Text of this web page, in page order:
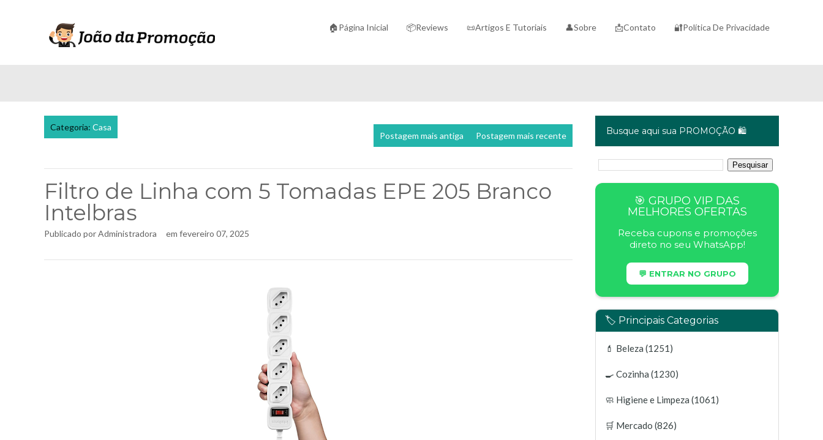
🏠Página Inicial 📦Reviews 📜Artigos E Tutoriais 👤Sobre 📩Contato 🔐Política De Privacidade
Categoria: Casa
Postagem mais recente
Postagem mais antiga
Filtro de Linha com 5 Tomadas EPE 205 Branco
Intelbras
Publicado porAdministradora em fevereiro 07, 2025
Busque aqui sua PROMOÇÃO 🛍️
🎯 GRUPO VIP DAS
MELHORES OFERTAS
Receba cupons e promoções
direto no seu WhatsApp!
💬 ENTRAR NO GRUPO
🏷️ Principais Categorias
💄 Beleza (1251)
🍳 Cozinha (1230)
🧼 Higiene e Limpeza (1061)
🛒 Mercado (826)